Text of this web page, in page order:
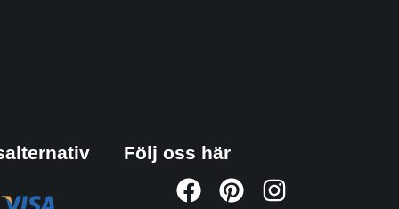
Följ oss här